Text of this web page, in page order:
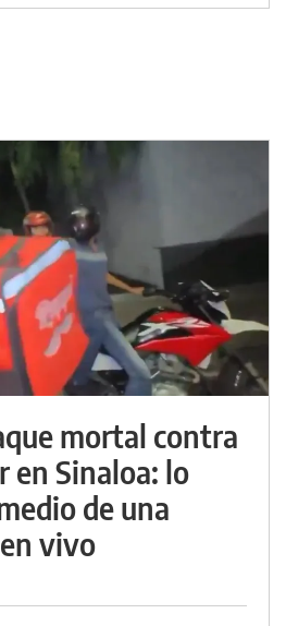
mortal contra
en Sinaloa: lo
de una
vivo